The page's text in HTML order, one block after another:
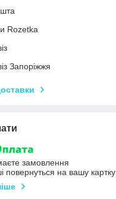
Rozetka
Запоріжжя
замовлення
повернуться на вашу картку